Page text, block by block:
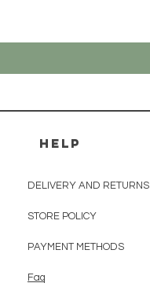
HELP
DELIVERY AND RETURNS
STORE POLICY
PAYMENT METHODS
Faq